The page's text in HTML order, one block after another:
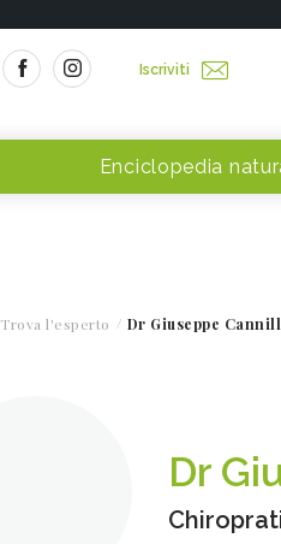
Iscriviti
Enciclopedia
Trova l'esperto Dr Giuseppe
Dr